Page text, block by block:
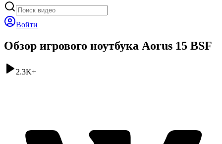
Войти
Обзор игрового ноутбука Aorus 15 BSF
2.3K+